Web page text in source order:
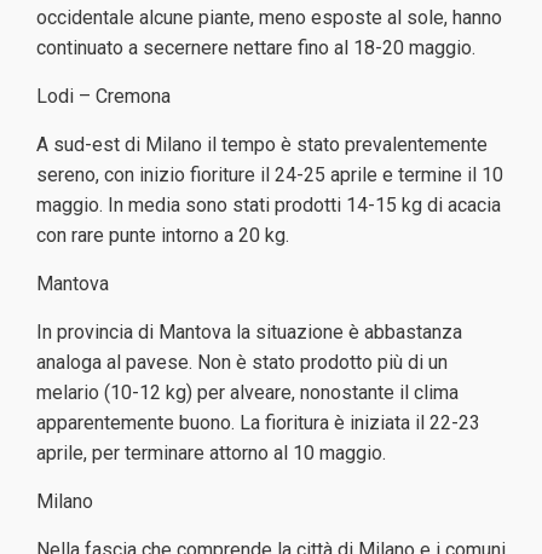
occidentale alcune piante, meno esposte al sole, hanno
continuato a secernere nettare fino al 18-20 maggio.
Lodi – Cremona
A sud-est di Milano il tempo è stato prevalentemente
sereno, con inizio fioriture il 24-25 aprile e termine il 10
maggio. In media sono stati prodotti 14-15 kg di acacia
con rare punte intorno a 20 kg.
Mantova
In provincia di Mantova la situazione è abbastanza
analoga al pavese. Non è stato prodotto più di un
melario (10-12 kg) per alveare, nonostante il clima
apparentemente buono. La fioritura è iniziata il 22-23
aprile, per terminare attorno al 10 maggio.
Milano
Nella fascia che comprende la città di Milano e i comuni